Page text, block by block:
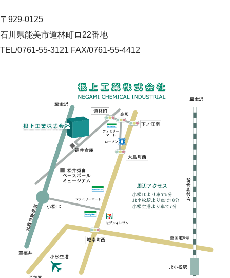
〒929-0125
石川県能美市道林町ロ22番地
TEL/0761-55-3121 FAX/0761-55-4412